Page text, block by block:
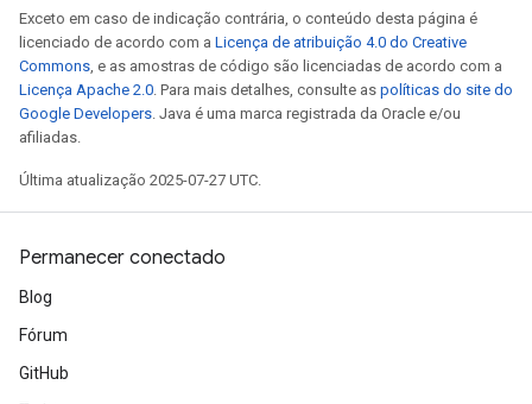
Exceto em caso de indicação contrária, o conteúdo desta página é
licenciado de acordo com a Licença de atribuição 4.0 do Creative
Commons, e as amostras de código são licenciadas de acordo com a
Licença Apache 2.0. Para mais detalhes, consulte as políticas do site do
Google Developers. Java é uma marca registrada da Oracle e/ou
afiliadas.
Última atualização 2025-07-27 UTC.
Permanecer conectado
Blog
Fórum
GitHub